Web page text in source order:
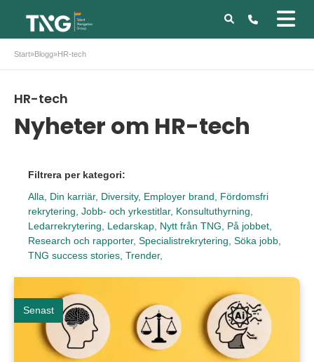
Start»Blogg»HR-tech
HR-tech
Nyheter om HR-tech
Filtrera per kategori:
Alla, Din karriär, Diversity, Employer brand, Fördomsfri
rekrytering, Jobb- och yrkestitlar, Konsultuthyrning,
Ledarrekrytering, Ledarskap, Nytt från TNG, På jobbet,
Research och rapporter, Specialistrekrytering, Söka jobb,
TNG success stories, Trender,
Senast